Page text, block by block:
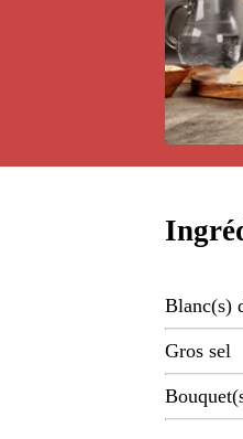
Blanc(s)
Gros sel